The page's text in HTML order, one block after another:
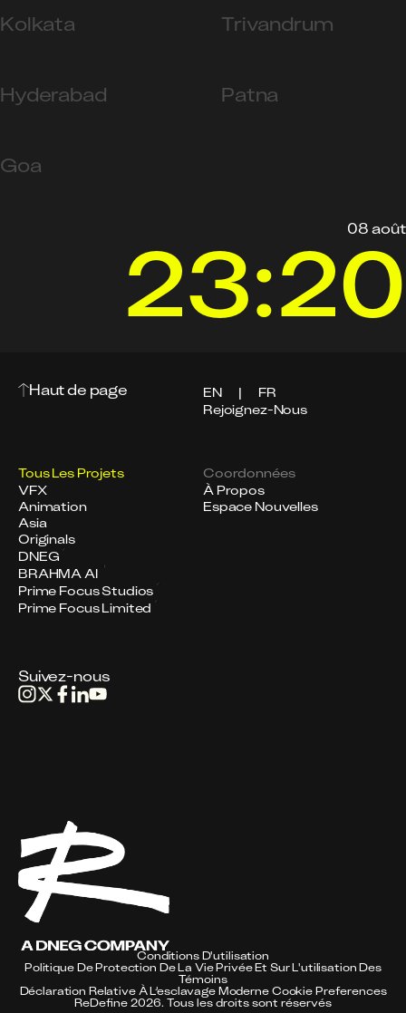
Kolkata Trivandrum
Hyderabad Patna
Goa
08 août
23:20
Haut de page
Rejoignez-Nous
EN | FR
Tous Les Projets
VFX
Animation
Asia
Originals
Coordonnées
À Propos
Espace Nouvelles
DNEG
BRAHMA AI
Prime Focus Studios
Prime Focus Limited
Suivez-nous
ReDefine 2026. Tous les droits sont réservés
Conditions D'utilisation
Politique De Protection De La Vie Privée Et Sur L'utilisation Des
Témoins
Déclaration Relative À L’esclavage Moderne Cookie Preferences